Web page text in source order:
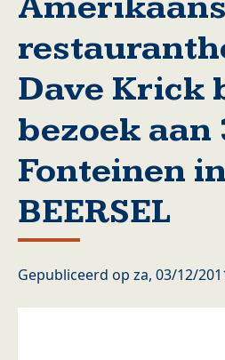
Dave Krick
bezoek aan
Fonteinen in
BEERSEL
Gepubliceerd op za, 03/12/